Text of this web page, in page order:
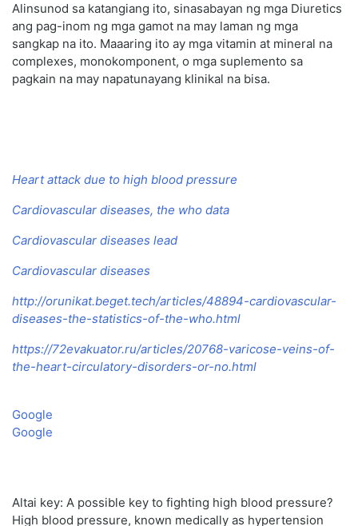
Alinsunod sa katangiang ito, sinasabayan ng mga Diuretics
ang pag-inom ng mga gamot na may laman ng mga
sangkap na ito. Maaaring ito ay mga vitamin at mineral na
complexes, monokomponent, o mga suplemento sa
pagkain na may napatunayang klinikal na bisa.
Heart attack due to high blood pressure
Cardiovascular diseases, the who data
Cardiovascular diseases lead
Cardiovascular diseases
http://orunikat.beget.tech/articles/48894-cardiovascular-
diseases-the-statistics-of-the-who.html
https://72evakuator.ru/articles/20768-varicose-veins-of-
the-heart-circulatory-disorders-or-no.html
Google
Google
Altai key: A possible key to fighting high blood pressure?
High blood pressure, known medically as hypertension